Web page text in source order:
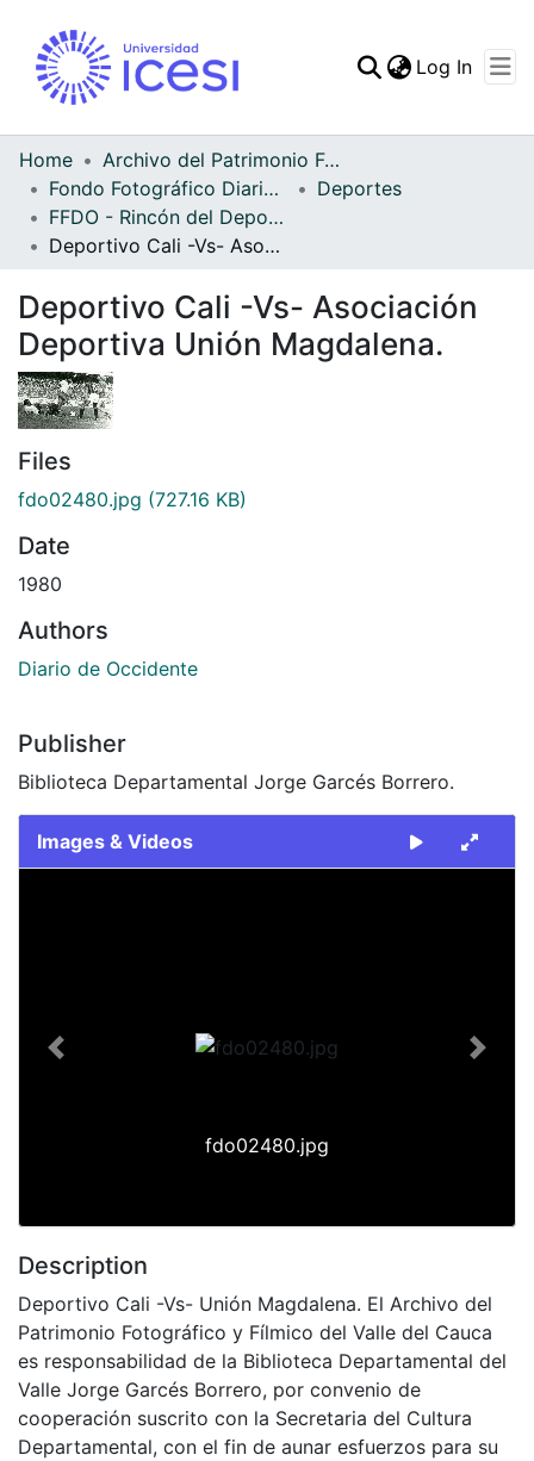
Statistics
Log In
Home
Archivo del Patrimonio Fotográfico y Fílmico del Valle del Cauca
Fondo Fotográfico Diario Occidente
Deportes
FFDO - Rincón del Deportivo Cali - Patrimonial
Deportivo Cali -Vs- Asociación Deportiva Unión Magdalena.
Deportivo Cali -Vs- Asociación
Deportiva Unión Magdalena.
Files
fdo02480.jpg (727.16 KB)
Date
1980
Authors
Diario de Occidente
Publisher
Biblioteca Departamental Jorge Garcés Borrero.
Images & Videos
fdo02480.jpg
Previous Next
Description
Deportivo Cali -Vs- Unión Magdalena. El Archivo del
Patrimonio Fotográfico y Fílmico del Valle del Cauca
es responsabilidad de la Biblioteca Departamental del
Valle Jorge Garcés Borrero, por convenio de
cooperación suscrito con la Secretaria del Cultura
Departamental, con el fin de aunar esfuerzos para su